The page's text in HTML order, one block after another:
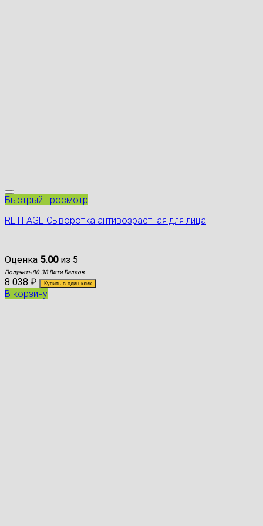
Быстрый просмотр
RETI AGE Сыворотка антивозрастная для лица
Оценка 5.00из 5
Получить 80.38 Вити Баллов
8 038 ₽ Купить в один клик
В корзину